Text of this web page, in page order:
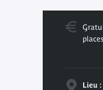
Lieu :